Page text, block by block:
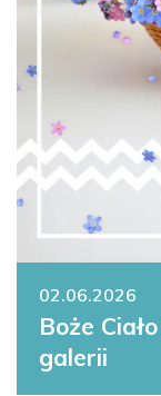
02.06.2026
Boże
galerii